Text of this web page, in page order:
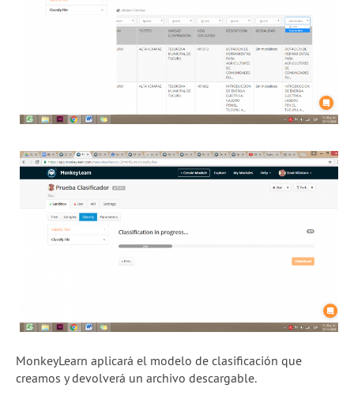
MonkeyLearn aplicará el modelo de clasificación que
creamos y devolverá un archivo descargable.